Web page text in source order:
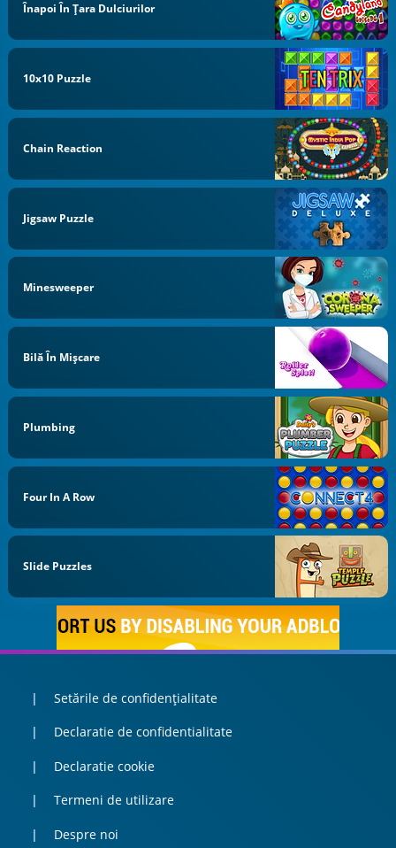
Înapoi În Țara Dulciurilor
10x10 Puzzle
Chain Reaction
Jigsaw Puzzle
Minesweeper
Bilă În Mișcare
Plumbing
Four In A Row
Slide Puzzles
Setările de confidențialitate
Declaratie de confidentialitate
Declaratie cookie
Termeni de utilizare
Despre noi